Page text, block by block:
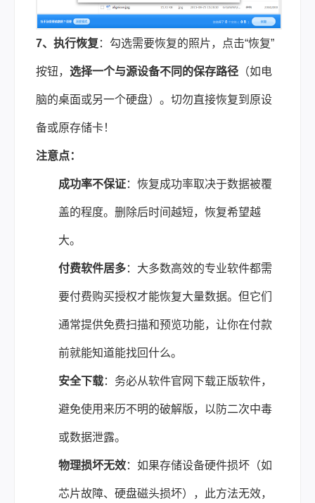
7、执行恢复 ：勾选需要恢复的照片，点击“恢复”
按钮， 选择一个与源设备不同的保存路径 （如电
脑的桌面或另一个硬盘）。切勿直接恢复到原设
备或原存储卡！
注意点：
成功率不保证：恢复成功率取决于数据被覆
盖的程度。删除后时间越短，恢复希望越
大。
付费软件居多：大多数高效的专业软件都需
要付费购买授权才能恢复大量数据。但它们
通常提供免费扫描和预览功能，让你在付款
前就能知道能找回什么。
安全下载：务必从软件官网下载正版软件，
避免使用来历不明的破解版，以防二次中毒
或数据泄露。
物理损坏无效：如果存储设备硬件损坏（如
芯片故障、硬盘磁头损坏），此方法无效，